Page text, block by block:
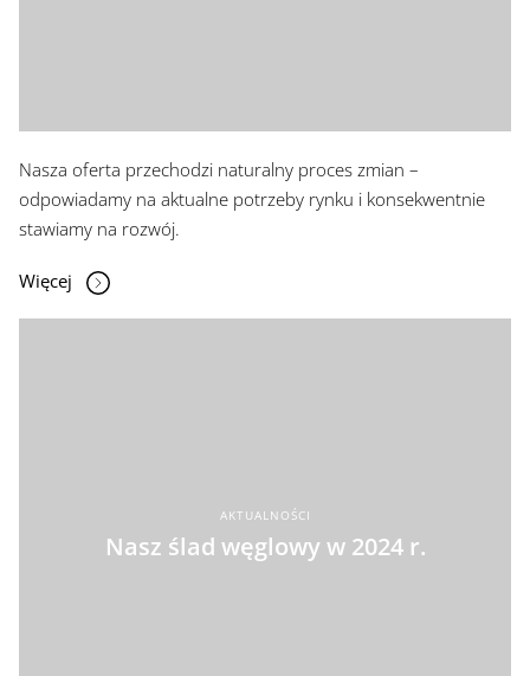
Nasza oferta przechodzi naturalny proces zmian –
odpowiadamy na aktualne potrzeby rynku i konsekwentnie
stawiamy na rozwój.
Więcej
AKTUALNOŚCI
Nasz ślad węglowy w 2024 r.